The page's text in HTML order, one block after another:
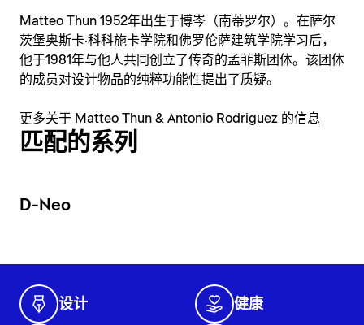
Matteo Thun 1952年出生于博岑（南蒂罗尔）。在萨尔
茨堡奥斯卡·科科施卡学院和佛罗伦萨建筑学院学习后，
他于1981年与他人共同创立了传奇的孟菲斯团体。该团体
的成员对设计物品的纯粹功能性提出了质疑。
更多关于 Matteo Thun & Antonio Rodriguez 的信息
匹配的系列
D-Neo
设计 健康